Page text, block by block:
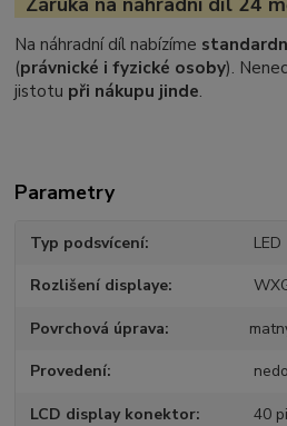
Na náhradní díl nabízíme
(právnické i fyzické osoby).
jistotu při nákupu jinde.
Parametry
Typ podsvícení LED
Rozlišení displaye
Povrchová úprava
Provedení
LCD display konektor 40